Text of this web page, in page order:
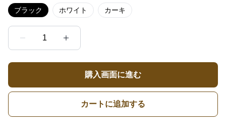
ブラック ホワイト カーキ
1
購入画面に進む
カートに追加する